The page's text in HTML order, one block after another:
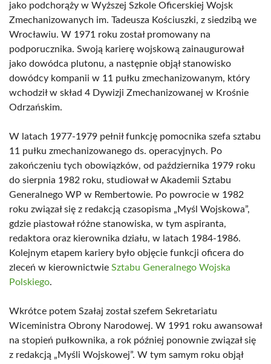
jako podchorąży w Wyższej Szkole Oficerskiej Wojsk
Zmechanizowanych im. Tadeusza Kościuszki, z siedzibą we
Wrocławiu. W 1971 roku został promowany na
podporucznika. Swoją karierę wojskową zainaugurował
jako dowódca plutonu, a następnie objął stanowisko
dowódcy kompanii w 11 pułku zmechanizowanym, który
wchodził w skład 4 Dywizji Zmechanizowanej w Krośnie
Odrzańskim.
W latach 1977-1979 pełnił funkcję pomocnika szefa sztabu
11 pułku zmechanizowanego ds. operacyjnych. Po
zakończeniu tych obowiązków, od października 1979 roku
do sierpnia 1982 roku, studiował w Akademii Sztabu
Generalnego WP w Rembertowie. Po powrocie w 1982
roku związał się z redakcją czasopisma „Myśl Wojskowa”,
gdzie piastował różne stanowiska, w tym aspiranta,
redaktora oraz kierownika działu, w latach 1984-1986.
Kolejnym etapem kariery było objęcie funkcji oficera do
zleceń w kierownictwie Sztabu Generalnego Wojska
Polskiego.
Wkrótce potem Szałaj został szefem Sekretariatu
Wiceministra Obrony Narodowej. W 1991 roku awansował
na stopień pułkownika, a rok później ponownie związał się
z redakcją „Myśli Wojskowej”. W tym samym roku objął